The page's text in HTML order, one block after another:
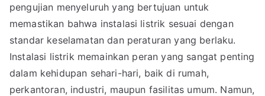
pengujian menyeluruh yang bertujuan untuk
memastikan bahwa instalasi listrik sesuai dengan
standar keselamatan dan peraturan yang berlaku.
Instalasi listrik memainkan peran yang sangat penting
dalam kehidupan sehari-hari, baik di rumah,
perkantoran, industri, maupun fasilitas umum. Namun,